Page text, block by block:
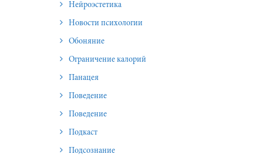
Нейроэстетика
Новости психологии
Обоняние
Ограничение калорий
Панацея
Поведение
Поведение
Подкаст
Подсознание